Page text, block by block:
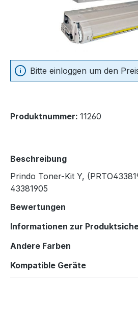
Bitte einloggen um den
Produktnummer: 11260
Beschreibung
Prindo Toner-Kit Y,
43381905
Bewertungen
Informationen zur
Andere Farben
Kompatible Geräte